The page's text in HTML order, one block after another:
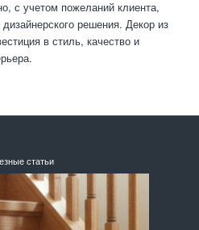
с учетом пожеланий клиента,
решения. Декор из
в стиль, качество и
статьи